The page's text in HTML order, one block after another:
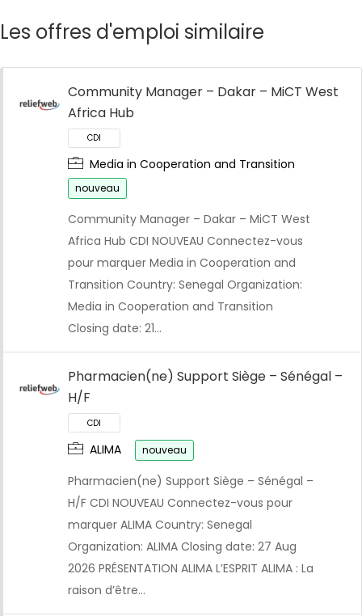
Les offres d'emploi similaire
Community Manager – Dakar – MiCT West
Africa Hub
Media in Cooperation and Transition
nouveau
Community Manager – Dakar – MiCT West
Africa Hub CDI NOUVEAU Connectez-vous
pour marquer Media in Cooperation and
Transition Country: Senegal Organization:
Media in Cooperation and Transition
Closing date: 21…
Pharmacien(ne) Support Siège – Sénégal –
H/F
ALIMA nouveau
Pharmacien(ne) Support Siège – Sénégal –
H/F CDI NOUVEAU Connectez-vous pour
marquer ALIMA Country: Senegal
Organization: ALIMA Closing date: 27 Aug
2026 PRÉSENTATION ALIMA L’ESPRIT ALIMA : La
raison d’être…